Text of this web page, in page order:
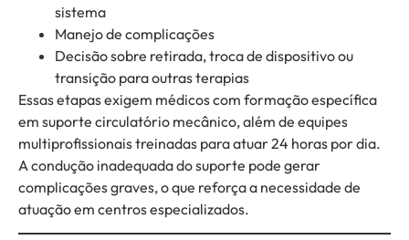
sistema
Manejo de complicações
Decisão sobre retirada, troca de dispositivo ou
transição para outras terapias
Essas etapas exigem médicos com formação específica
em suporte circulatório mecânico, além de equipes
multiprofissionais treinadas para atuar 24 horas por dia.
A condução inadequada do suporte pode gerar
complicações graves, o que reforça a necessidade de
atuação em centros especializados.